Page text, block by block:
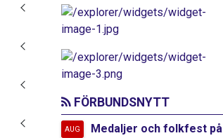
FÖRBUNDSNYTT
AUG
Medaljer och folkfest på